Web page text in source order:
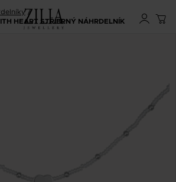
HEART STŘÍBRNÝ NÁHRDELNÍK